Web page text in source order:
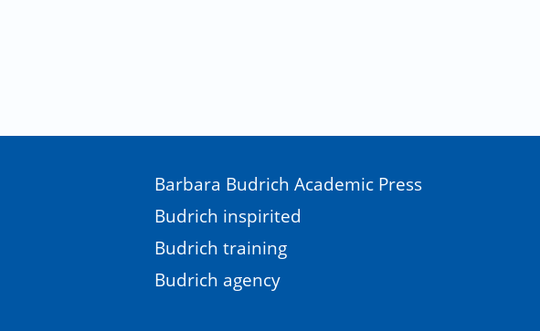
Barbara Budrich Academic Press
Budrich inspirited
Budrich training
Budrich agency